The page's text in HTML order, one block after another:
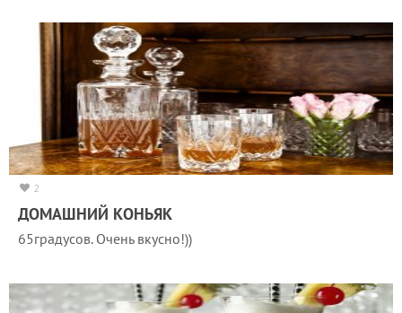
2
ДОМАШНИЙ КОНЬЯК
65градусов. Очень вкусно!))